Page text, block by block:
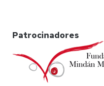
Patrocinadores